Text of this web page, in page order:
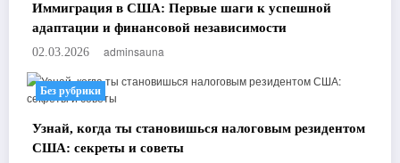
Иммиграция в США: Первые шаги к успешной
адаптации и финансовой независимости
02.03.2026 adminsauna
Без рубрики
Узнай, когда ты становишься налоговым резидентом
США: секреты и советы